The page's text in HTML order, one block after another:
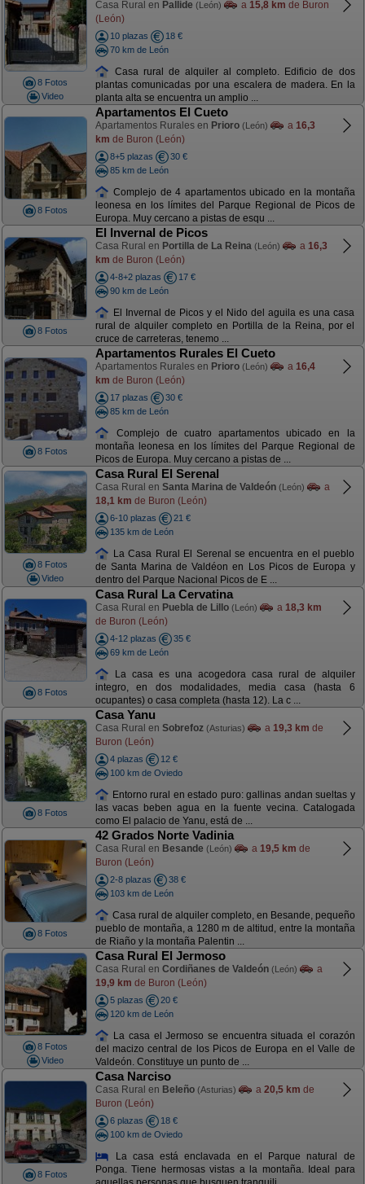
8 Fotos
Video
Casa Rural en Pallide (León) a 15,8 km de Buron
(León)
10 plazas
18 €
70 km de León
Casa rural de alquiler al completo. Edificio de dos
plantas comunicadas por una escalera de madera. En la
planta alta se encuentra un amplio ...
8 Fotos
Apartamentos El Cueto
Apartamentos Rurales en Prioro (León) a 16,3
km de Buron (León)
8+5 plazas
30 €
85 km de León
Complejo de 4 apartamentos ubicado en la montaña
leonesa en los límites del Parque Regional de Picos de
Europa. Muy cercano a pistas de esqu ...
8 Fotos
El Invernal de Picos
Casa Rural en Portilla de La Reina (León) a 16,3
km de Buron (León)
4-8+2 plazas
17 €
90 km de León
El Invernal de Picos y el Nido del aguila es una casa
rural de alquiler completo en Portilla de la Reina, por el
cruce de carreteras, tenemo ...
8 Fotos
Apartamentos Rurales El Cueto
Apartamentos Rurales en Prioro (León) a 16,4
km de Buron (León)
17 plazas
30 €
85 km de León
Complejo de cuatro apartamentos ubicado en la
montaña leonesa en los límites del Parque Regional de
Picos de Europa. Muy cercano a pistas de ...
8 Fotos
Video
Casa Rural El Serenal
Casa Rural en Santa Marina de Valdeón (León)
a
18,1 km de Buron (León)
6-10 plazas
21 €
135 km de León
La Casa Rural El Serenal se encuentra en el pueblo
de Santa Marina de Valdéon en Los Picos de Europa y
dentro del Parque Nacional Picos de E ...
8 Fotos
Casa Rural La Cervatina
Casa Rural en Puebla de Lillo (León) a 18,3 km
de Buron (León)
4-12 plazas
35 €
69 km de León
La casa es una acogedora casa rural de alquiler
integro, en dos modalidades, media casa (hasta 6
ocupantes) o casa completa (hasta 12). La c ...
8 Fotos
Casa Yanu
Casa Rural en Sobrefoz (Asturias) a 19,3 km de
Buron (León)
4 plazas
12 €
100 km de Oviedo
Entorno rural en estado puro: gallinas andan sueltas y
las vacas beben agua en la fuente vecina. Catalogada
como El palacio de Yanu, está de ...
8 Fotos
42 Grados Norte Vadinia
Casa Rural en Besande (León) a 19,5 km de
Buron (León)
2-8 plazas
38 €
103 km de León
Casa rural de alquiler completo, en Besande, pequeño
pueblo de montaña, a 1280 m de altitud, entre la montaña
de Riaño y la montaña Palentin ...
8 Fotos
Video
Casa Rural El Jermoso
Casa Rural en Cordiñanes de Valdeón (León)
a
19,9 km de Buron (León)
5 plazas
20 €
120 km de León
La casa el Jermoso se encuentra situada el corazón
del macizo central de los Picos de Europa en el Valle de
Valdeón. Constituye un punto de ...
8 Fotos
Casa Narciso
Casa Rural en Beleño (Asturias) a 20,5 km de
Buron (León)
6 plazas
18 €
100 km de Oviedo
La casa está enclavada en el Parque natural de
Ponga. Tiene hermosas vistas a la montaña. Ideal para